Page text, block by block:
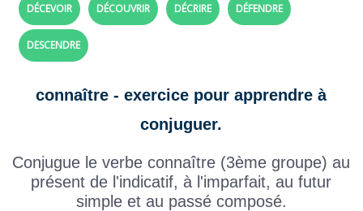
DÉCEVOIR DÉCOUVRIR DÉCRIRE DÉFENDRE
DESCENDRE
connaître - exercice pour apprendre à
conjuguer.
Conjugue le verbe connaître (3ème groupe) au
présent de l'indicatif, à l'imparfait, au futur
simple et au passé composé.